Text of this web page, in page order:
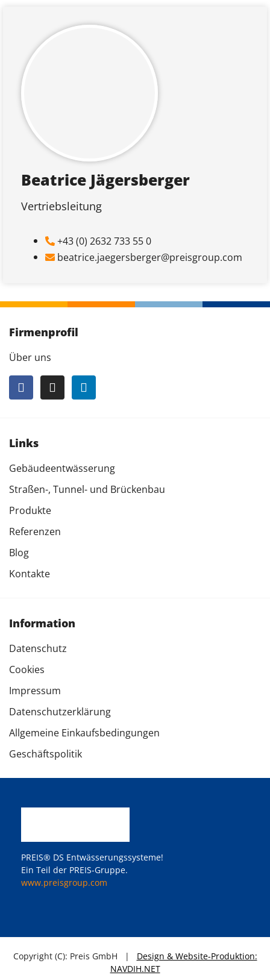
Beatrice Jägersberger
Vertriebsleitung
+43 (0) 2632 733 55 0
beatrice.jaegersberger­@preisgroup.com
Firmenprofil
Über uns
Links
Gebäudeentwässerung
Straßen-, Tunnel- und Brückenbau
Produkte
Referenzen
Blog
Kontakte
Information
Datenschutz
Cookies
Impressum
Datenschutzerklärung
Allgemeine Einkaufsbedingungen
Geschäftspolitik
PREIS® DS Entwässerungssysteme!
Ein Teil der PREIS-Gruppe.
www.preisgroup.com
Copyright (C): Preis GmbH | Design & Website-Produktion:
NAVDIH.NET